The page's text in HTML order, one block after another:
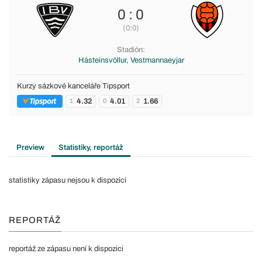
0 : 0
(0:0)
Stadión:
Hásteinsvöllur, Vestmannaeyjar
Kurzy sázkové kanceláře Tipsport
1 4.32 0 4.01 2 1.66
Preview Statistiky, reportáž
statistiky zápasu nejsou k dispozici
REPORTÁŽ
reportáž ze zápasu není k dispozici